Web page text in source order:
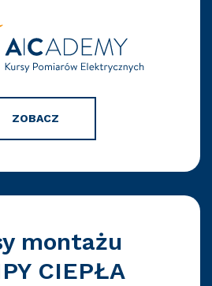
ZOBACZ
montażu
CIEPŁA